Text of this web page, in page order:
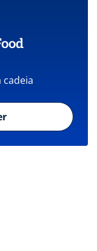
cadeia